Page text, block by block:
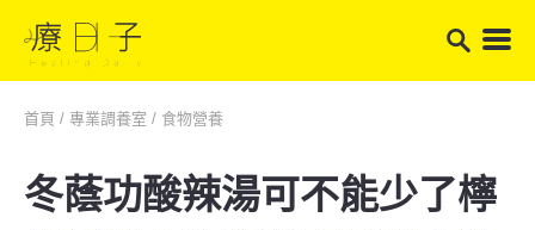
首頁 / 專業調養室 / 食物營養
冬蔭功酸辣湯可不能少了檸